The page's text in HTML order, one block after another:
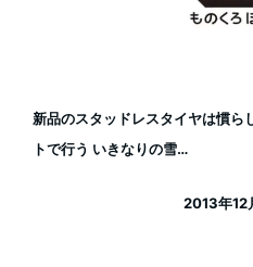
新品のスタッドレスタイヤは慣ら
トで行う いきなりの雪…
2013年12